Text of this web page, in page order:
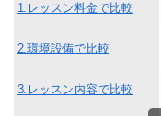
1.レッスン料金で比較
2.環境設備で比較
3.レッスン内容で比較